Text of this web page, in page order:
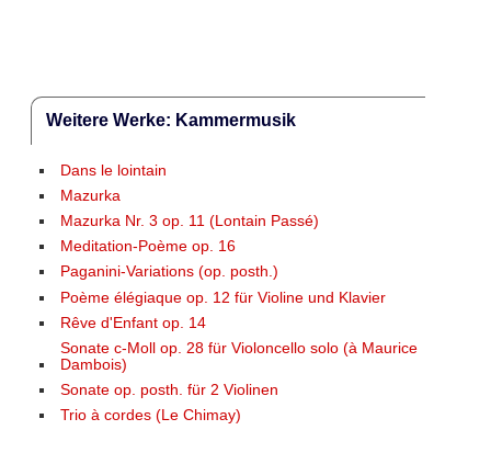
Weitere Werke: Kammermusik
Dans le lointain
Mazurka
Mazurka Nr. 3 op. 11 (Lontain Passé)
Meditation-Poème op. 16
Paganini-Variations (op. posth.)
Poème élégiaque op. 12 für Violine und Klavier
Rêve d'Enfant op. 14
Sonate c-Moll op. 28 für Violoncello solo (à Maurice
Dambois)
Sonate op. posth. für 2 Violinen
Trio à cordes (Le Chimay)